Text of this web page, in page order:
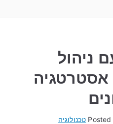
ניהול
Posted טכנולוגיה